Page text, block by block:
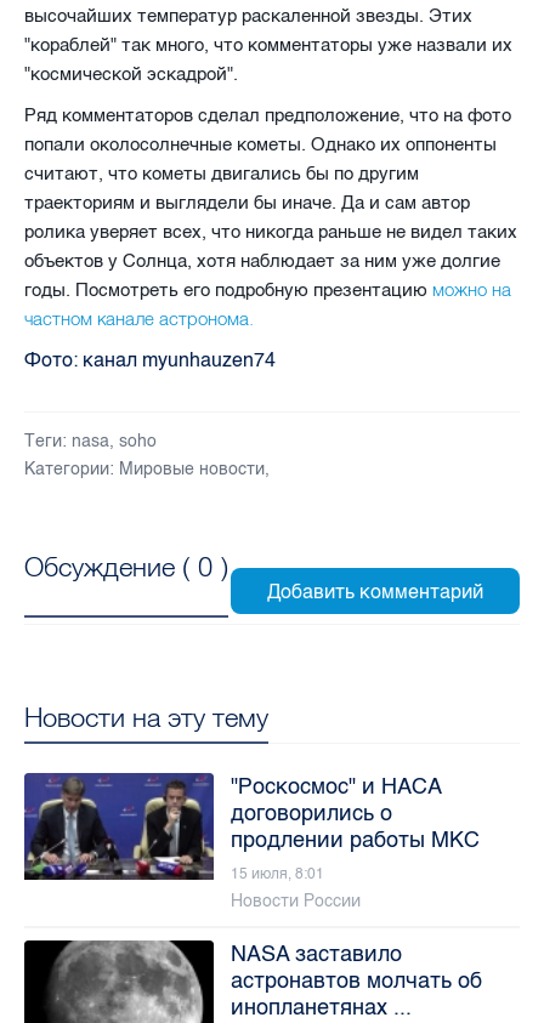
высочайших температур раскаленной звезды. Этих
"кораблей" так много, что комментаторы уже назвали их
"космической эскадрой".
Ряд комментаторов сделал предположение, что на фото
попали околосолнечные кометы. Однако их оппоненты
считают, что кометы двигались бы по другим
траекториям и выглядели бы иначе. Да и сам автор
ролика уверяет всех, что никогда раньше не видел таких
объектов у Солнца, хотя наблюдает за ним уже долгие
годы. Посмотреть его подробную презентацию можно на
частном канале астронома.
Фото: канал myunhauzen74
Теги: nasa, soho
Категории: Мировые новости,
Обсуждение ( 0 )
Новости на эту тему
"Роскосмос" и НАСА
договорились о
продлении работы МКС
15 июля, 8:01
Новости России
NASA заставило
астронавтов молчать об
инопланетянах ...